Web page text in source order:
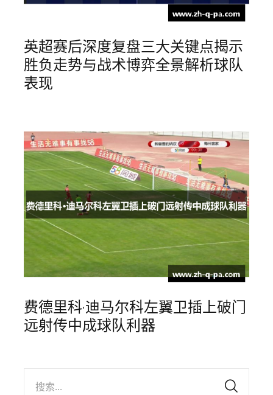
英超赛后深度复盘三大关键点揭示
胜负走势与战术博弈全景解析球队
表现
费德里科·迪马尔科左翼卫插上破门
远射传中成球队利器
搜索...